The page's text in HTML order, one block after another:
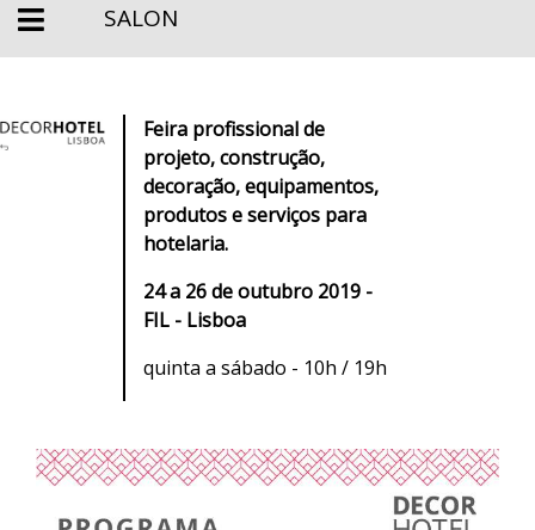
SALON
Feira profissional de
projeto, construção,
decoração, equipamentos,
produtos e serviços para
hotelaria.
24 a 26 de outubro 2019 -
FIL - Lisboa
quinta a sábado - 10h / 19h